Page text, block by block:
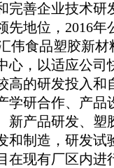
完善企业技术研
先地位，2016年
伟食品塑胶新材
心，以适应公司
高的研发投入和
学研合作、产品
新产品研发、塑
和制造，研发试
在现有厂区内进